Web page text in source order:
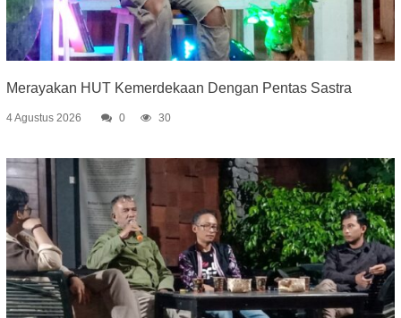
Merayakan HUT Kemerdekaan Dengan Pentas Sastra
4 Agustus 2026 0 30